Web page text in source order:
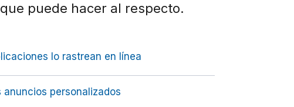
puede hacer al respecto.
lo rastrean en línea
personalizados